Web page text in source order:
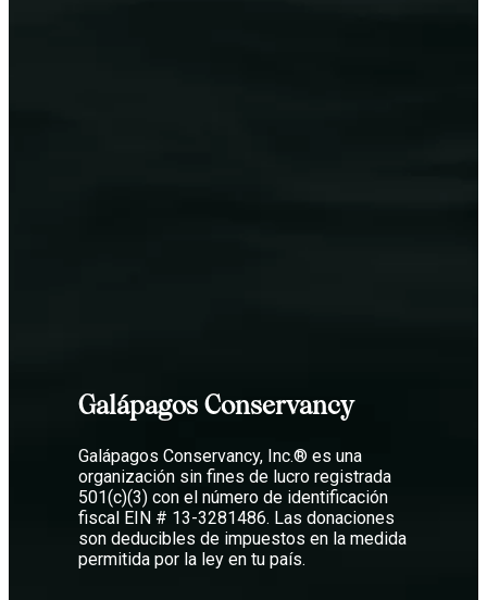
Galápagos Conservancy
Galápagos Conservancy, Inc.® es una
organización sin fines de lucro registrada
501(c)(3) con el número de identificación
fiscal EIN # 13-3281486. Las donaciones
son deducibles de impuestos en la medida
permitida por la ley en tu país.